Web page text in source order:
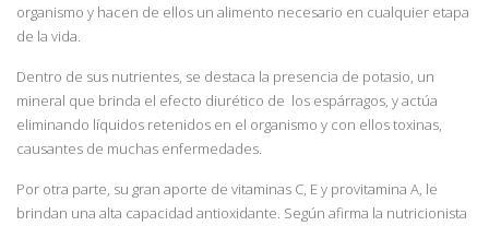
organismo y hacen de ellos un alimento necesario en cualquier etapa
de la vida.
Dentro de sus nutrientes, se destaca la presencia de potasio, un
mineral que brinda el efecto diurético de los espárragos, y actúa
eliminando líquidos retenidos en el organismo y con ellos toxinas,
causantes de muchas enfermedades.
Por otra parte, su gran aporte de vitaminas C, E y provitamina A, le
brindan una alta capacidad antioxidante. Según afirma la nutricionista